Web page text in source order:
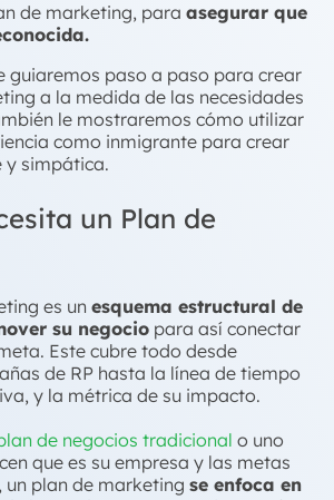
de marketing, para asegurar que
guiaremos paso a paso para crear
a la medida de las necesidades
le mostraremos cómo utilizar
como inmigrante para crear
y simpática.
un Plan de
es un esquema estructural de
su negocio para así conectar
Este cubre todo desde
de RP hasta la línea de tiempo
y la métrica de su impacto.
de negocios tradicional o uno
que es su empresa y las metas
un plan de marketing se enfoca en